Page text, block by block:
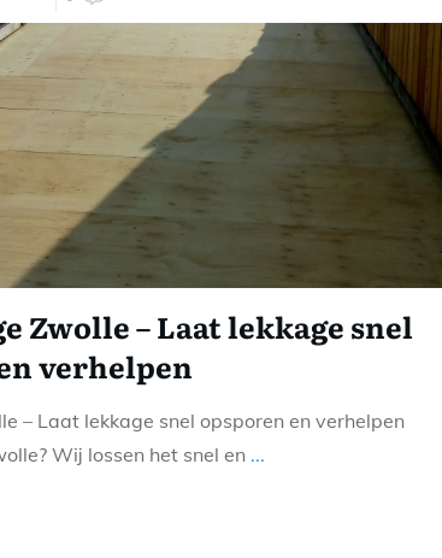
Zwolle – Laat lekkage snel
verhelpen
– Laat lekkage snel opsporen en verhelpen
Wij lossen het snel en ...